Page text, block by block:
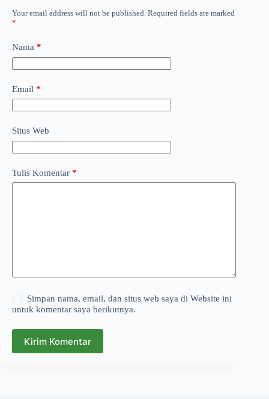
Your email address will not be published. Required fields are marked
*
Nama *
Email *
Situs Web
Tulis Komentar *
Simpan nama, email, dan situs web saya di Website ini
untuk komentar saya berikutnya.
Kirim Komentar